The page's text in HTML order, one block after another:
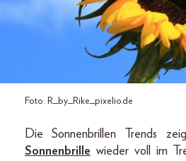
Foto: R_by_Rike_pixelio.de
Die Sonnenbrillen Trends
Sonnenbrille wieder voll im